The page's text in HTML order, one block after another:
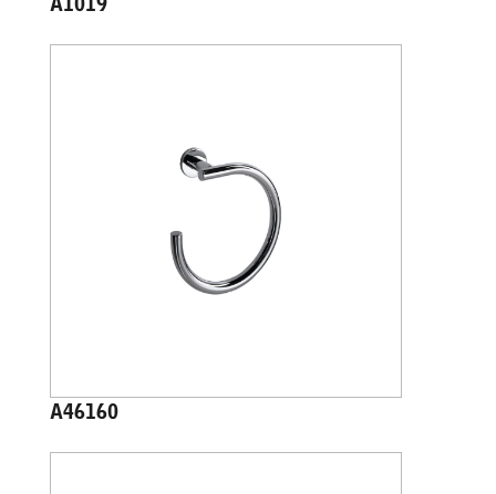
A1019
A46160